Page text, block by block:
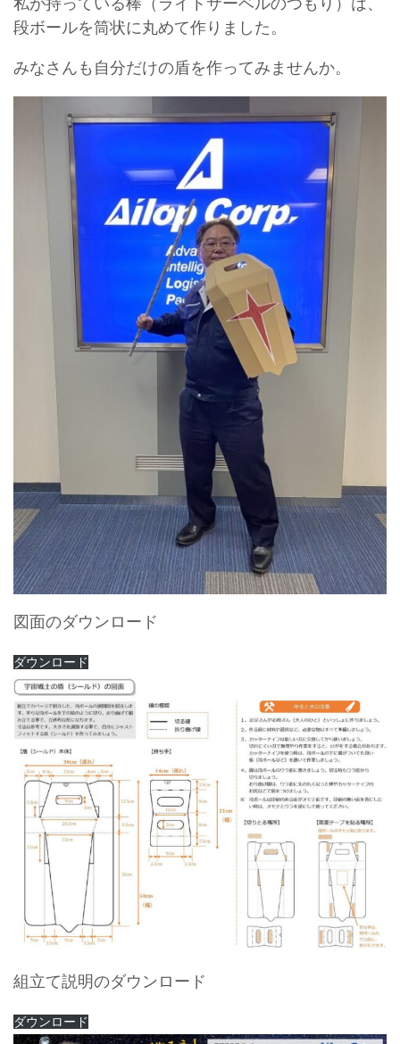
私が持っている棒（ライトサーベルのつもり）は、
段ボールを筒状に丸めて作りました。
みなさんも自分だけの盾を作ってみませんか。
図面のダウンロード
ダウンロード
組立て説明のダウンロード
ダウンロード